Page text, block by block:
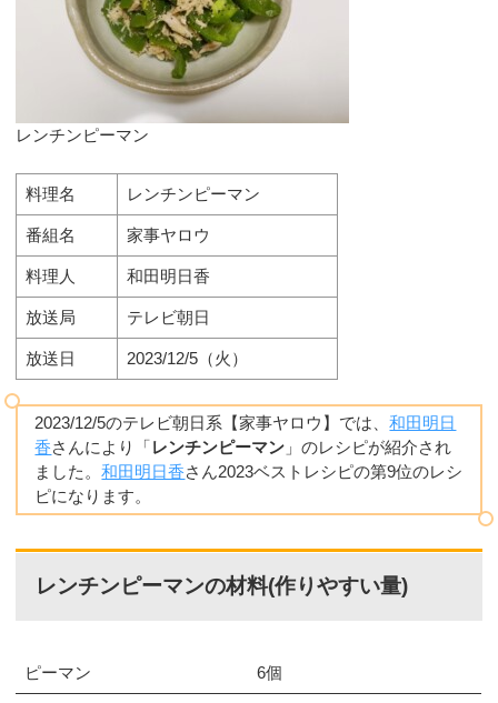
レンチンピーマン
料理名 レンチンピーマン
番組名 家事ヤロウ
料理人 和田明日香
放送局 テレビ朝日
放送日 2023/12/5（火）
2023/12/5のテレビ朝日系【家事ヤロウ】では、和田明日
香さんにより「レンチンピーマン 」のレシピが紹介され
ました。和田明日香さん2023ベストレシピの第9位のレシ
ピになります。
レンチンピーマンの材料(作りやすい量)
ピーマン 6個